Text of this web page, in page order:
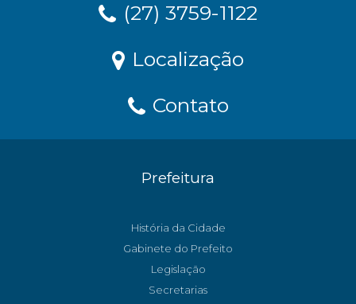
(27) 3759-1122
Localização
Contato
Prefeitura
História da Cidade
Gabinete do Prefeito
Legislação
Secretarias